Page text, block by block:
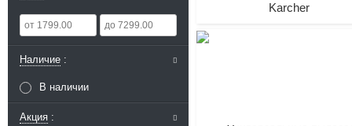
Наличие
В наличии
Акция
Karcher